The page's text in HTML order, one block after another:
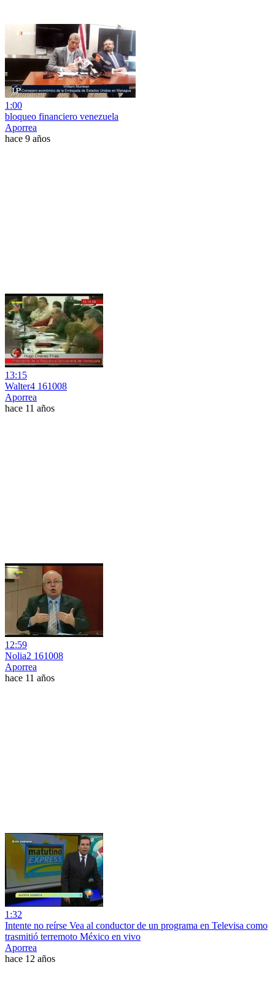
1:00
bloqueo financiero venezuela
Aporrea
hace 9 años
13:15
Walter4 161008
Aporrea
hace 11 años
12:59
Nolia2 161008
Aporrea
hace 11 años
1:32
Intente no reírse Vea al conductor de un programa en Televisa como
trasmitió terremoto México en vivo
Aporrea
hace 12 años